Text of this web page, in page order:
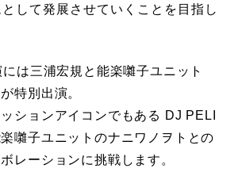
して発展させていくことを目指し
は三浦宏規と能楽囃子ユニット
特別出演。
ションアイコンでもある DJ PELI
囃子ユニットのナニワノヲトとの
レーションに挑戦します。